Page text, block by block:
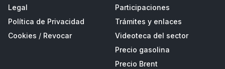
Legal
Política de Privacidad
Cookies / Revocar
Participaciones
Trámites y enlaces
Videoteca del sector
Precio gasolina
Precio Brent